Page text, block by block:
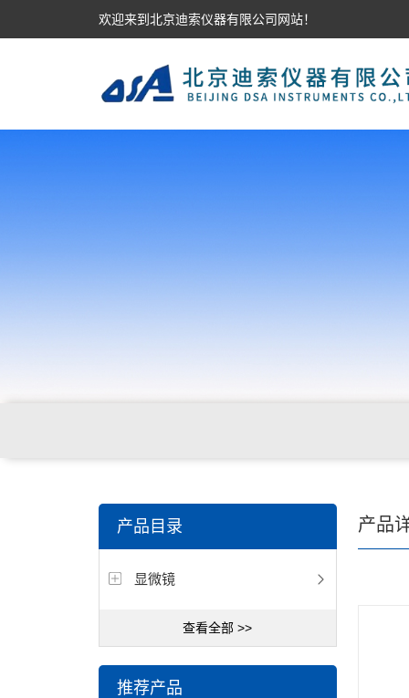
欢迎来到北京迪索仪器有限公司网站！
产品目录
显微镜
查看全部 >>
推荐产品
产品